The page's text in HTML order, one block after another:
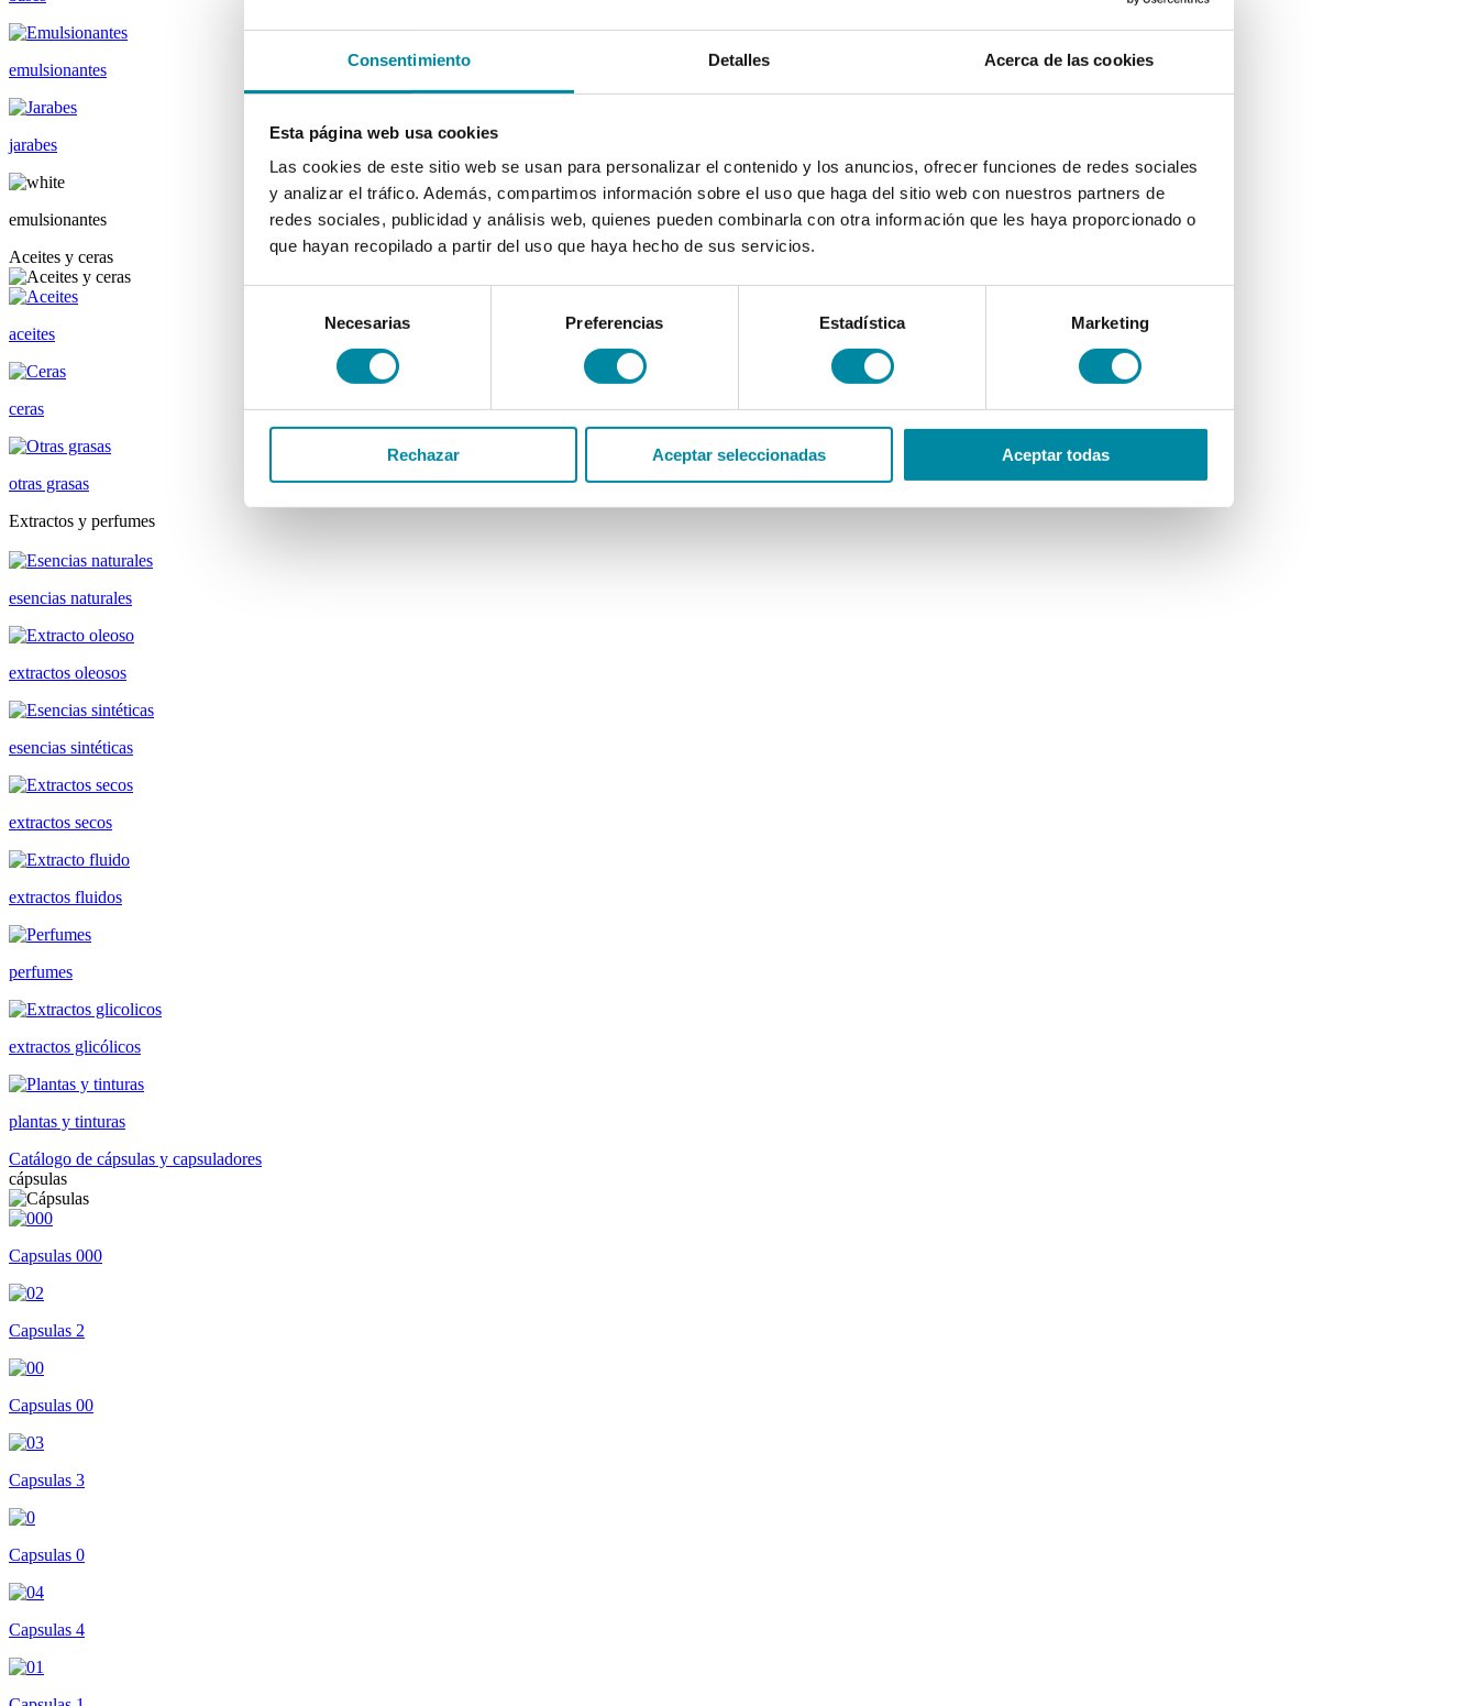
Consentimiento Detalles Acerca de las cookies
Esta página web usa cookies
Las cookies de este sitio web se usan para personalizar el contenido y los anuncios, ofrecer funciones de redes sociales
y analizar el tráfico. Además, compartimos información sobre el uso que haga del sitio web con nuestros partners de
redes sociales, publicidad y análisis web, quienes pueden combinarla con otra información que les haya proporcionado o
que hayan recopilado a partir del uso que haya hecho de sus servicios.
consentimiento
Necesarias Preferencias Estadística Marketing
Rechazar Aceptar seleccionadas Aceptar todas
emulsionantes
jarabes
emulsionantes
Aceites y ceras
aceites
ceras
otras grasas
Extractos y perfumes
esencias naturales
extractos oleosos
esencias sintéticas
extractos secos
extractos fluidos
perfumes
extractos glicólicos
plantas y tinturas
Catálogo de cápsulas y capsuladores
cápsulas
Capsulas 000
Capsulas 2
Capsulas 00
Capsulas 3
Capsulas 0
Capsulas 4